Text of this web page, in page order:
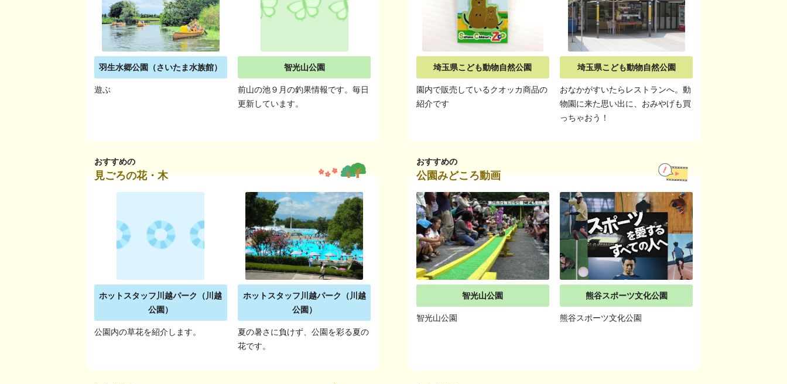
羽生水郷公園（さいたま水族館）
遊ぶ
智光山公園
前山の池９月の釣果情報です。毎日
更新しています。
埼玉県こども動物自然公園
園内で販売しているクオッカ商品の
紹介です
埼玉県こども動物自然公園
おなかがすいたらレストランへ。動
物園に来た思い出に、おみやげも買
っちゃおう！
おすすめの
見ごろの花・木
ホットスタッフ川越パーク（川越
公園）
公園内の草花を紹介します。
ホットスタッフ川越パーク（川越
公園）
夏の暑さに負けず、公園を彩る夏の
花です。
おすすめの
公園みどころ動画
智光山公園
智光山公園
熊谷スポーツ文化公園
熊谷スポーツ文化公園